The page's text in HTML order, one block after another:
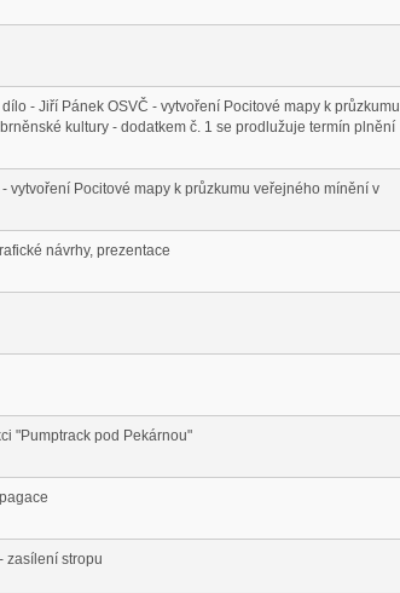
- Jiří Pánek OSVČ - vytvoření Pocitové mapy k průzkumu
kultury - dodatkem č. 1 se prodlužuje termín plnění
vytvoření Pocitové mapy k průzkumu veřejného mínění v
návrhy, prezentace
"Pumptrack pod Pekárnou"
zasílení stropu